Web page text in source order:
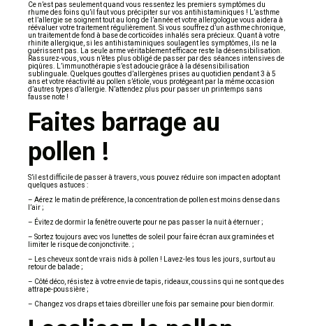
Ce n’est pas seulement quand vous ressentez les premiers symptômes du
rhume des foins qu’il faut vous précipiter sur vos antihistaminiques ! L’asthme
et l’allergie se soignent tout au long de l’année et votre allergologue vous aidera à
réévaluer votre traitement régulièrement. Si vous souffrez d’un asthme chronique,
un traitement de fond à base de corticoïdes inhalés sera précieux. Quant à votre
rhinite allergique, si les antihistaminiques soulagent les symptômes, ils ne la
guérissent pas. La seule arme véritablement efficace reste la désensibilisation.
Rassurez-vous, vous n’êtes plus obligé de passer par des séances intensives de
piqûres. L’immunothérapie s’est adoucie grâce à la désensibilisation
sublinguale. Quelques gouttes d’allergènes prises au quotidien pendant 3 à 5
ans et votre réactivité au pollen s’étiole, vous protégeant par la même occasion
d’autres types d’allergie. N’attendez plus pour passer un printemps sans
fausse note !
Faites barrage au
pollen !
S’il est difficile de passer à travers, vous pouvez réduire son impact en adoptant
quelques astuces :
– Aérez le matin de préférence, la concentration de pollen est moins dense dans
l’air ;
– Évitez de dormir la fenêtre ouverte pour ne pas passer la nuit à éternuer ;
– Sortez toujours avec vos lunettes de soleil pour faire écran aux graminées et
limiter le risque de conjonctivite. ;
– Les cheveux sont de vrais nids à pollen ! Lavez-les tous les jours, surtout au
retour de balade ;
– Côté déco, résistez à votre envie de tapis, rideaux, coussins qui ne sont que des
attrape-poussière ;
– Changez vos draps et taies d’oreiller une fois par semaine pour bien dormir.